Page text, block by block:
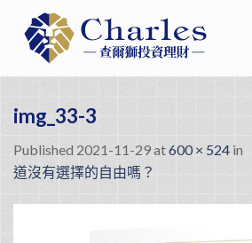
content
img_33-3
Published 2021-11-29at600 × 524 in
道沒有選擇的自由嗎？